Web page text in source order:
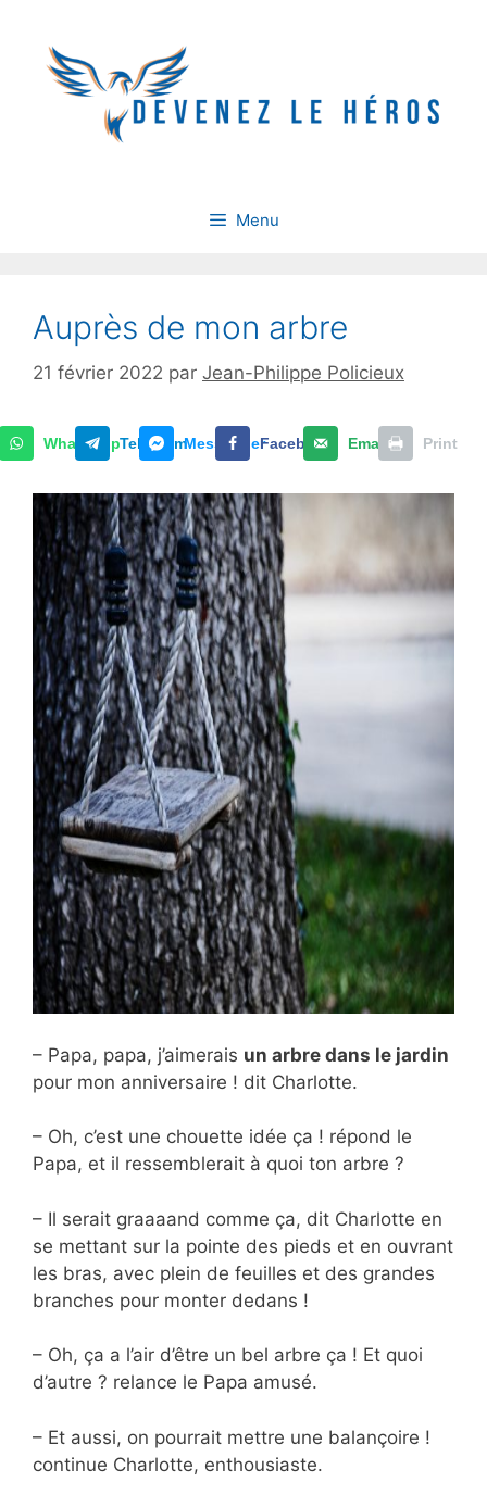
contenu
Menu
Auprès de mon arbre
21 février 2022 par Jean-Philippe Policieux
WhatsAppTelegramMessengerFacebook Email Print
– Papa, papa, j’aimerais un arbre dans le jardin
pour mon anniversaire ! dit Charlotte.
– Oh, c’est une chouette idée ça ! répond le
Papa, et il ressemblerait à quoi ton arbre ?
– Il serait graaaand comme ça, dit Charlotte en
se mettant sur la pointe des pieds et en ouvrant
les bras, avec plein de feuilles et des grandes
branches pour monter dedans !
– Oh, ça a l’air d’être un bel arbre ça ! Et quoi
d’autre ? relance le Papa amusé.
– Et aussi, on pourrait mettre une balançoire !
continue Charlotte, enthousiaste.